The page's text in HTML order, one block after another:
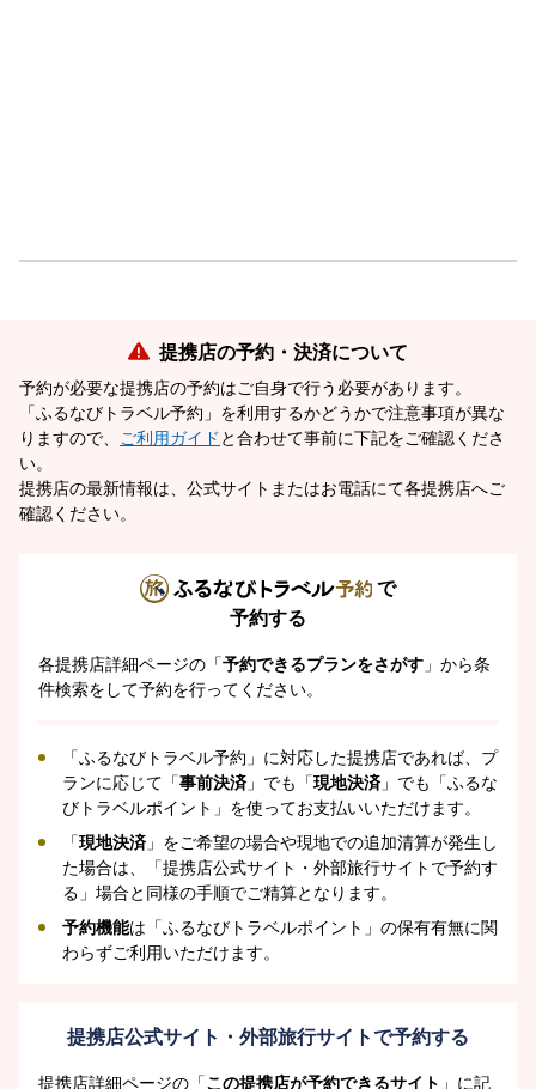
提携店の予約・決済について
予約が必要な提携店の予約はご自身で行う必要があります。
「ふるなびトラベル予約」を利用するかどうかで注意事項が異な
りますので、
ご利用ガイド と合わせて事前に下記をご確認くださ
い。
提携店の最新情報は、公式サイトまたはお電話にて各提携店へご
確認ください。
で
予約する
各提携店詳細ページの「予約できるプランをさがす 」から条
件検索をして予約を行ってください。
「ふるなびトラベル予約」に対応した提携店であれば、プ
ランに応じて「事前決済 」でも「現地決済 」でも「ふるな
びトラベルポイント」を使ってお支払いいただけます。
「現地決済 」をご希望の場合や現地での追加清算が発生し
た場合は、「提携店公式サイト・外部旅行サイトで予約す
る」場合と同様の手順でご精算となります。
予約機能は「ふるなびトラベルポイント」の保有有無に関
わらずご利用いただけます。
提携店公式サイト・外部旅行サイトで予約する
提携店詳細ページの「この提携店が予約できるサイト 」に記